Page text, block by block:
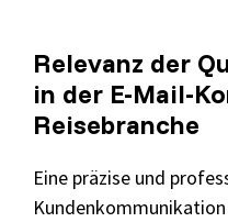
Relevanz der
in der E-Mail-
Reisebranche
Eine präzise und